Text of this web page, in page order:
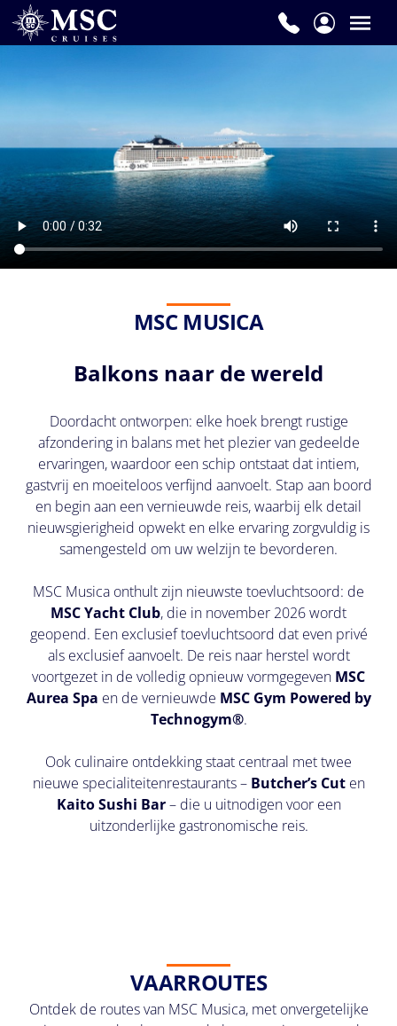
MSC MUSICA
Balkons naar de wereld
Doordacht ontworpen: elke hoek brengt rustige
afzondering in balans met het plezier van gedeelde
ervaringen, waardoor een schip ontstaat dat intiem,
gastvrij en moeiteloos verfijnd aanvoelt. Stap aan boord
en begin aan een vernieuwde reis, waarbij elk detail
nieuwsgierigheid opwekt en elke ervaring zorgvuldig is
samengesteld om uw welzijn te bevorderen.
MSC Musica onthult zijn nieuwste toevluchtsoord: de
MSC Yacht Club, die in november 2026 wordt
geopend. Een exclusief toevluchtsoord dat even privé
als exclusief aanvoelt. De reis naar herstel wordt
voortgezet in de volledig opnieuw vormgegeven MSC
Aurea Spa en de vernieuwde MSC Gym Powered by
Technogym®.
Ook culinaire ontdekking staat centraal met twee
nieuwe specialiteitenrestaurants – Butcher’s Cuten
Kaito Sushi Bar– die u uitnodigen voor een
uitzonderlijke gastronomische reis.
VAARROUTES
Ontdek de routes van MSC Musica, met onvergetelijke